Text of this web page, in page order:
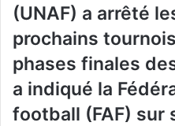
(UNAF) a arrêté
prochains
phases finales
a indiqué la
football (FAF) sur